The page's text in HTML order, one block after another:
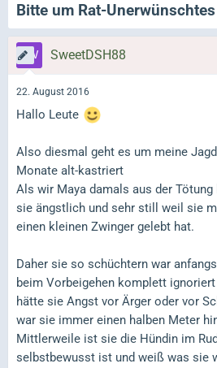
Bitte um Rat-
SweetDSH88
22. August 2016
Hallo Leute
Also diesmal geht es um meine
Monate alt-kastriert
Als wir Maya damals aus der
sie ängstlich und sehr still weil sie
einen kleinen Zwinger gelebt hat.
Daher sie so schüchtern war
beim Vorbeigehen komplett
hätte sie Angst vor Ärger oder vor
war sie immer einen halben Meter
Mittlerweile ist sie die Hündin im
selbstbewusst ist und weiß was sie